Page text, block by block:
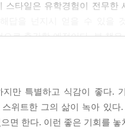
스타일은 유학경험이 전무
으로 출간할 예정이다. 본 책
지만 특별하고 식감이 좋다.
스위트한 그의 삶이 녹아 있
면 한다. 이런 좋은 기회를